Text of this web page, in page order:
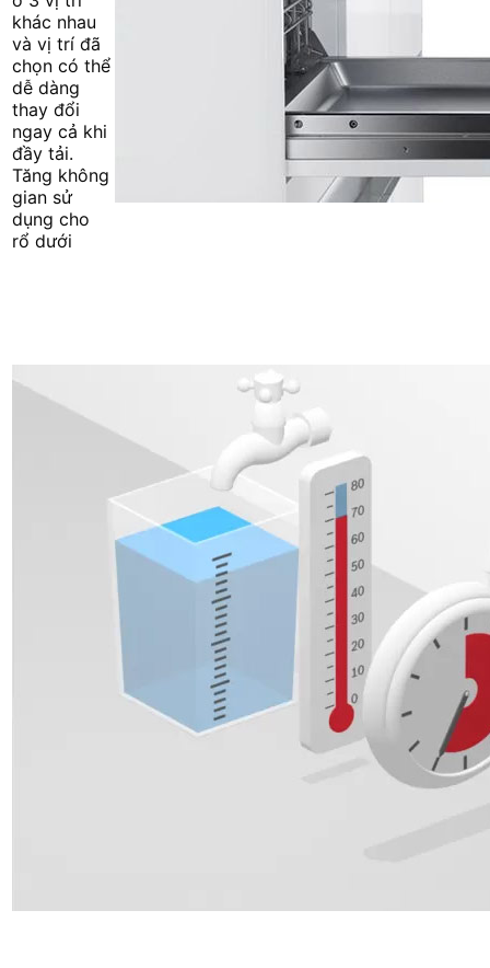
khác nhau
và vị trí đã
chọn có thể
dễ dàng
thay đổi
ngay cả khi
đầy tải.
Tăng không
gian sử
dụng cho
rổ dưới